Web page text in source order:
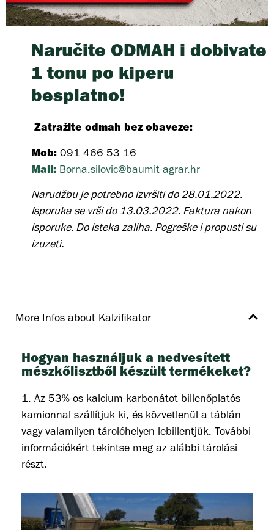
Naručite ODMAH i dobivate
1 tonu po kiperu
besplatno!
Zatražite odmah bez obaveze:
Mob: 091 466 53 16
Mail: Borna.silovic@baumit-agrar.hr
Narudžbu je potrebno izvršiti do 28.01.2022.
Isporuka se vrši do 13.03.2022. Faktura nakon
isporuke. Do isteka zaliha. Pogreške i propusti su
izuzeti.
More Infos about Kalzifikator
Hogyan használjuk a nedvesített
mészkőlisztből készült termékeket?
1. Az 53%-os kalcium-karbonátot billenőplatós
kamionnal szállítjuk ki, és közvetlenül a táblán
vagy valamilyen tárolóhelyen lebillentjük. További
információkért tekintse meg az alábbi tárolási
részt.